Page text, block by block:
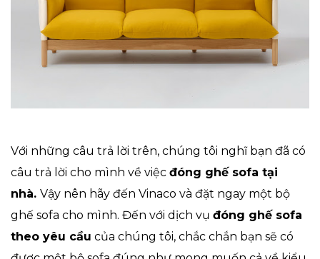
Với những câu trả lời trên, chúng tôi nghĩ bạn đã có
câu trả lời cho mình về việc đóng ghế sofa tại
nhà. Vậy nên hãy đến Vinaco và đặt ngay một bộ
ghế sofa cho mình. Đến với dịch vụ đóng ghế sofa
theo yêu cầu của chúng tôi, chắc chắn bạn sẽ có